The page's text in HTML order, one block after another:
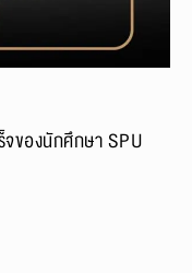
ของนักศึกษา SPU